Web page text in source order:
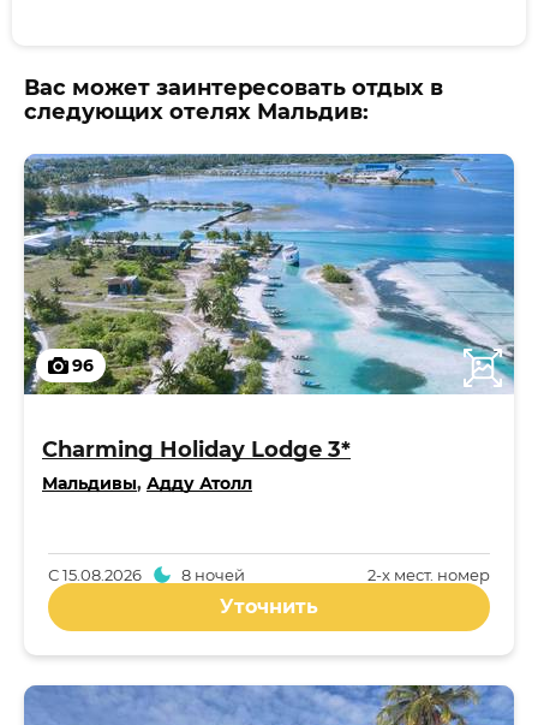
Вас может заинтересовать отдых в
следующих отелях Мальдив:
96
Charming Holiday Lodge 3*
Мальдивы, Адду Атолл
2-x мест. номер
С15.08.2026 8 ночей
Уточнить